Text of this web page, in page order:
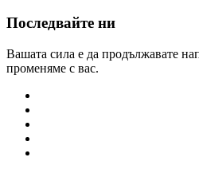
Последвайте ни
Вашата сила е да продължавате
променяме с вас.